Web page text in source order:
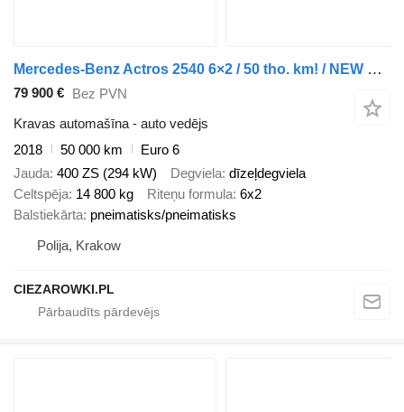
Mercedes-Benz Actros 2540 6×2 / 50 tho. km! / NEW GALVANIZED tow truck 9 m / 5
79 900 € Bez PVN
Kravas automašīna - auto vedējs
2018
50 000 km
Euro 6
Jauda 400 ZS (294 kW) Degviela dīzeļdegviela
Celtspēja 14 800 kg Riteņu formula 6x2
Balstiekārta pneimatisks/pneimatisks
Polija, Krakow
CIEZAROWKI.PL